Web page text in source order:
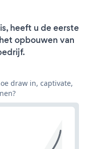
heeft u de eerste
opbouwen van
draw in, captivate,